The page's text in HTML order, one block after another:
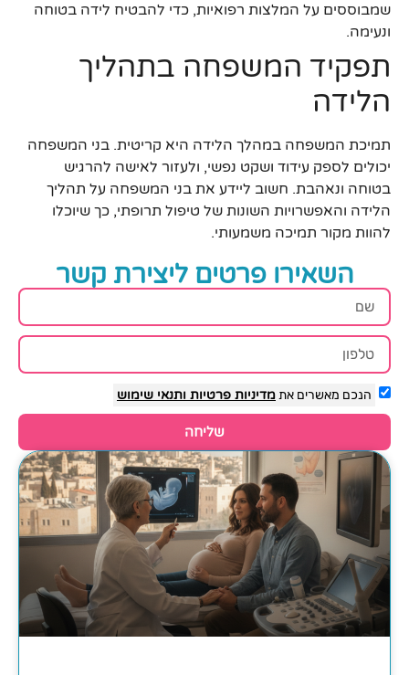
שמבוססים על המלצות רפואיות, כדי להבטיח לידה בטוחה
ונעימה.
תפקיד המשפחה בתהליך
הלידה
תמיכת המשפחה במהלך הלידה היא קריטית. בני המשפחה
יכולים לספק עידוד ושקט נפשי, ולעזור לאישה להרגיש
בטוחה ונאהבת. חשוב ליידע את בני המשפחה על תהליך
הלידה והאפשרויות השונות של טיפול תרופתי, כך שיוכלו
להוות מקור תמיכה משמעותי.
השאירו פרטים ליצירת קשר
הנכם מאשרים אתמדיניות פרטיות ותנאי שימוש
שליחה